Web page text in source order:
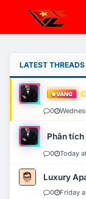
LATEST THREADS
VÀNG
0
Phân
0 Today
Luxury
0 Friday